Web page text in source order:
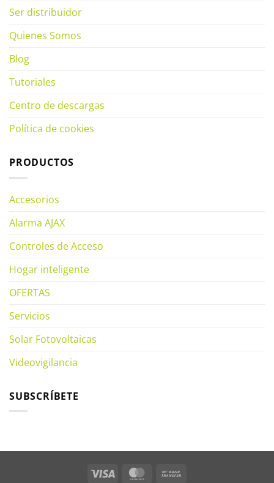
Ser distribuidor
Quienes Somos
Blog
Tutoriales
Centro de descargas
Política de cookies
PRODUCTOS
Accesorios
Alarma AJAX
Controles de Acceso
Hogar inteligente
OFERTAS
Servicios
Solar Fotovoltaicas
Videovigilancia
SUBSCRÍBETE
Visa MasterCard